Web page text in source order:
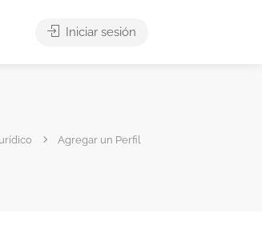
Iniciar sesión
Agregar un Perfil